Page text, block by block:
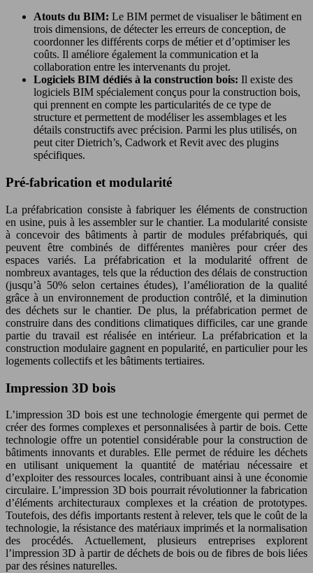
Atouts du BIM: Le BIM permet de visualiser le bâtiment en
trois dimensions, de détecter les erreurs de conception, de
coordonner les différents corps de métier et d’optimiser les
coûts. Il améliore également la communication et la
collaboration entre les intervenants du projet.
Logiciels BIM dédiés à la construction bois: Il existe des
logiciels BIM spécialement conçus pour la construction bois,
qui prennent en compte les particularités de ce type de
structure et permettent de modéliser les assemblages et les
détails constructifs avec précision. Parmi les plus utilisés, on
peut citer Dietrich’s, Cadwork et Revit avec des plugins
spécifiques.
Pré-fabrication et modularité
La préfabrication consiste à fabriquer les éléments de construction
en usine, puis à les assembler sur le chantier. La modularité consiste
à concevoir des bâtiments à partir de modules préfabriqués, qui
peuvent être combinés de différentes manières pour créer des
espaces variés. La préfabrication et la modularité offrent de
nombreux avantages, tels que la réduction des délais de construction
(jusqu’à 50% selon certaines études), l’amélioration de la qualité
grâce à un environnement de production contrôlé, et la diminution
des déchets sur le chantier. De plus, la préfabrication permet de
construire dans des conditions climatiques difficiles, car une grande
partie du travail est réalisée en intérieur. La préfabrication et la
construction modulaire gagnent en popularité, en particulier pour les
logements collectifs et les bâtiments tertiaires.
Impression 3D bois
L’impression 3D bois est une technologie émergente qui permet de
créer des formes complexes et personnalisées à partir de bois. Cette
technologie offre un potentiel considérable pour la construction de
bâtiments innovants et durables. Elle permet de réduire les déchets
en utilisant uniquement la quantité de matériau nécessaire et
d’exploiter des ressources locales, contribuant ainsi à une économie
circulaire. L’impression 3D bois pourrait révolutionner la fabrication
d’éléments architecturaux complexes et la création de prototypes.
Toutefois, des défis importants restent à relever, tels que le coût de la
technologie, la résistance des matériaux imprimés et la normalisation
des procédés. Actuellement, plusieurs entreprises explorent
l’impression 3D à partir de déchets de bois ou de fibres de bois liées
par des résines naturelles.